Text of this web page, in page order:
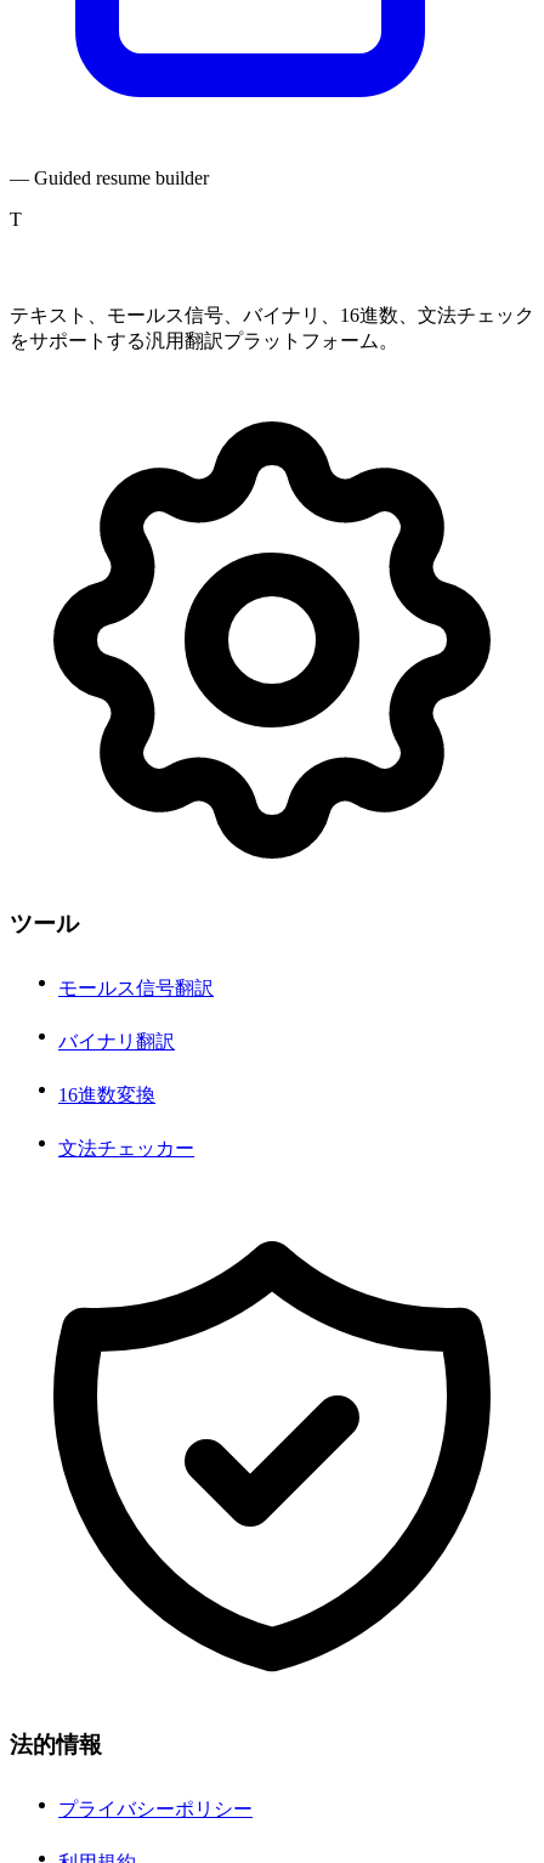
— Guided resume builder
T
テキスト、モールス信号、バイナリ、16進数、文法チェック
をサポートする汎用翻訳プラットフォーム。
ツール
モールス信号翻訳
バイナリ翻訳
16進数変換
文法チェッカー
法的情報
プライバシーポリシー